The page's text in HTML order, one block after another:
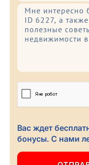
Вас ждет
бонусы. С нами